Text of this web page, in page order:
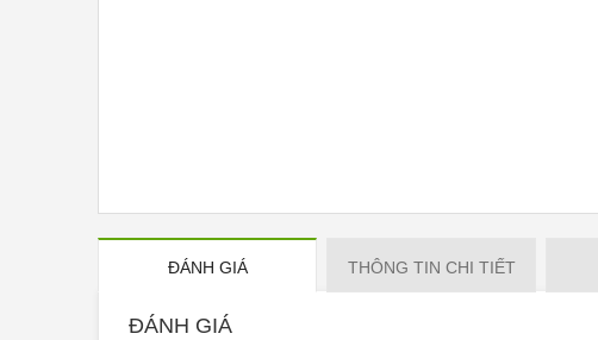
ĐÁNH GIÁ THÔNG TIN CHI TIẾT
ĐÁNH GIÁ